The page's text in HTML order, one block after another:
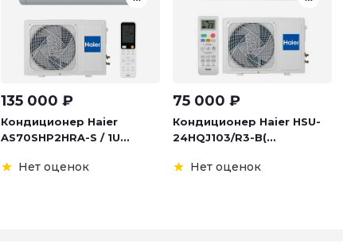
135 000 ₽
Кондиционер Haier
AS70SHP2HRA-S / 1U...
Нет оценок
75 000 ₽
Кондиционер Haier HSU-
24HQJ103/R3-B(...
Нет оценок